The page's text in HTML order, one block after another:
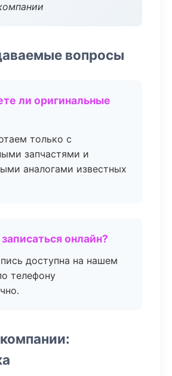
вопросы
ли оригинальные
только с
запчастями и
аналогами известных
онлайн?
доступна на нашем
телефону